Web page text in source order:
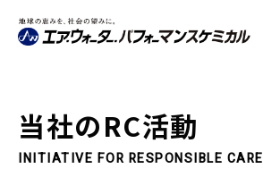
当社のRC活動
INITIATIVE FOR RESPONSIBLE CARE